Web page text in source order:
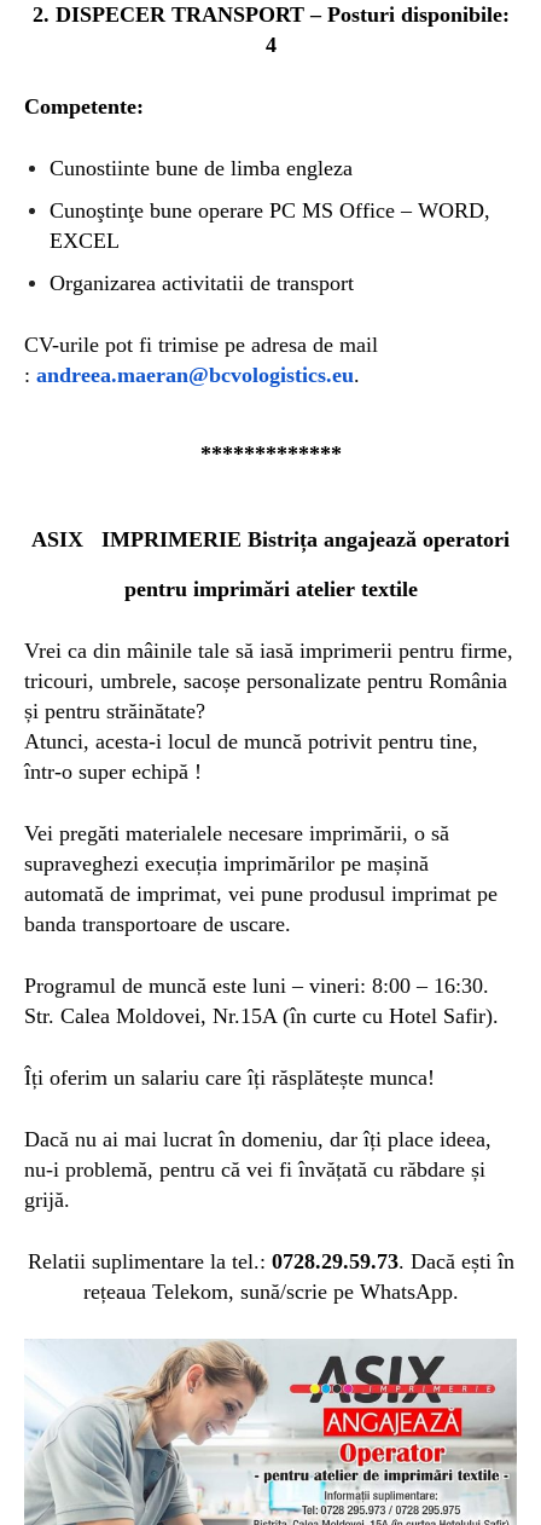
2. DISPECER TRANSPORT – Posturi disponibile:
4
Competente:
Cunostiinte bune de limba engleza
Cunoştinţe bune operare PC MS Office – WORD,
EXCEL
Organizarea activitatii de transport
CV-urile pot fi trimise pe adresa de mail
: andreea.maeran@bcvologistics.eu.
*************
ASIX IMPRIMERIE Bistrița angajează operatori
pentru imprimări atelier textile
Vrei ca din mâinile tale să iasă imprimerii pentru firme,
tricouri, umbrele, sacoșe personalizate pentru România
și pentru străinătate?
Atunci, acesta-i locul de muncă potrivit pentru tine,
într-o super echipă !
Vei pregăti materialele necesare imprimării, o să
supraveghezi execuția imprimărilor pe mașină
automată de imprimat, vei pune produsul imprimat pe
banda transportoare de uscare.
Programul de muncă este luni – vineri: 8:00 – 16:30.
Str. Calea Moldovei, Nr.15A (în curte cu Hotel Safir).
Îți oferim un salariu care îți răsplătește munca!
Dacă nu ai mai lucrat în domeniu, dar îți place ideea,
nu-i problemă, pentru că vei fi învățată cu răbdare și
grijă.
Relatii suplimentare la tel.: 0728.29.59.73. Dacă ești în
rețeaua Telekom, sună/scrie pe WhatsApp.